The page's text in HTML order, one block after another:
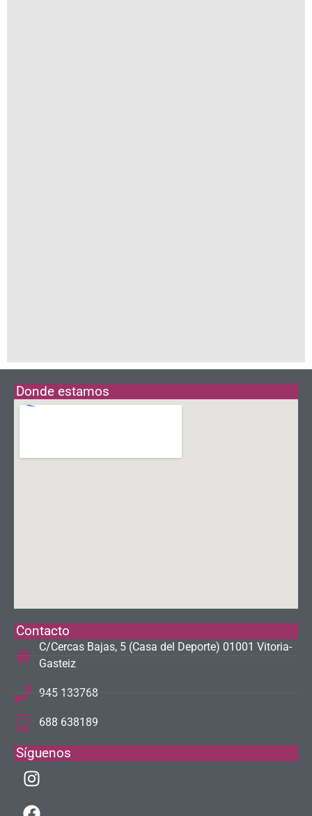
Donde estamos
Contacto
C/Cercas Bajas, 5 (Casa del Deporte) 01001 Vitoria-
Gasteiz
945 133768
688 638189
Síguenos